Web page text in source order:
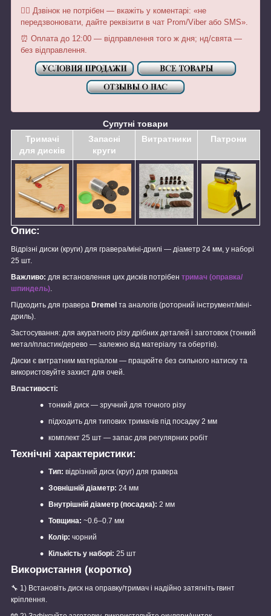
🙅‍♂️ Дзвінок не потрібен — вкажіть у коментарі: «не
передзвонювати, дайте реквізити в чат Prom/Viber або SMS».
⏰ Оплата до 12:00 — відправлення того ж дня; нд/свята —
без відправлення.
Супутні товари
Тримачі
для дисків
Запасні
круги
Витратники Патрони
Опис:
Відрізні диски (круги) для гравера/міні-дрилі — діаметр 24 мм, у наборі
25 шт.
Важливо: для встановлення цих дисків потрібен тримач (оправка/
шпиндель)
Підходить для гравера Dremel та аналогів (роторний інструмент/міні-
дриль).
Застосування: для акуратного різу дрібних деталей і заготовок (тонкий
метал/пластик/дерево — залежно від матеріалу та обертів).
Диски є витратним матеріалом — працюйте без сильного натиску та
використовуйте захист для очей.
Властивості:
тонкий диск — зручний для точного різу
підходить для типових тримачів під посадку 2 мм
комплект 25 шт — запас для регулярних робіт
Технічні характеристики:
Тип: відрізний диск (круг) для гравера
Зовнішній діаметр: 24 мм
Внутрішній діаметр (посадка): 2 мм
Товщина: ~0.6–0.7 мм
Колір: чорний
Кількість у наборі: 25 шт
Використання (коротко)
🔧 1) Встановіть диск на оправку/тримач і надійно затягніть гвинт
кріплення.